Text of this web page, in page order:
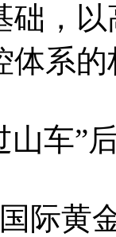
础，
体系
车”
黄金